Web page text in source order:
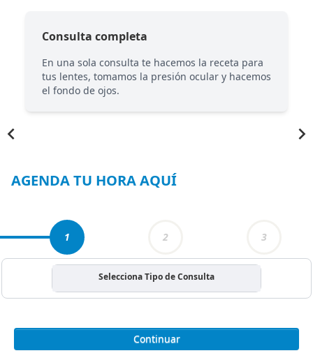
Consulta completa
En una sola consulta te hacemos la receta para
tus lentes, tomamos la presión ocular y hacemos
el fondo de ojos.
AGENDA TU HORA AQUÍ
1 2 3
Selecciona Tipo de Consulta
Continuar